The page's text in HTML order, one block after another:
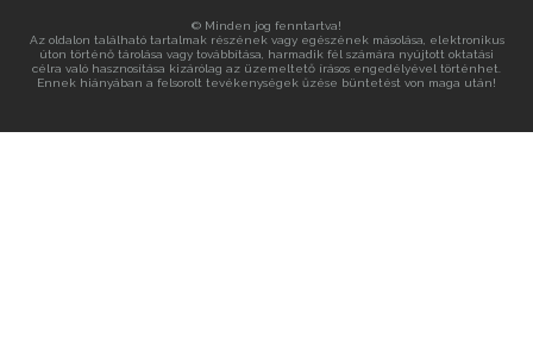
© Minden jog fenntartva!
Az oldalon található tartalmak részének vagy egészének másolása, elektronikus
úton történő tárolása vagy továbbítása, harmadik fél számára nyújtott oktatási
célra való hasznosítása kizárólag az üzemeltető írásos engedélyével történhet.
Ennek hiányában a felsorolt tevékenységek űzése büntetést von maga után!